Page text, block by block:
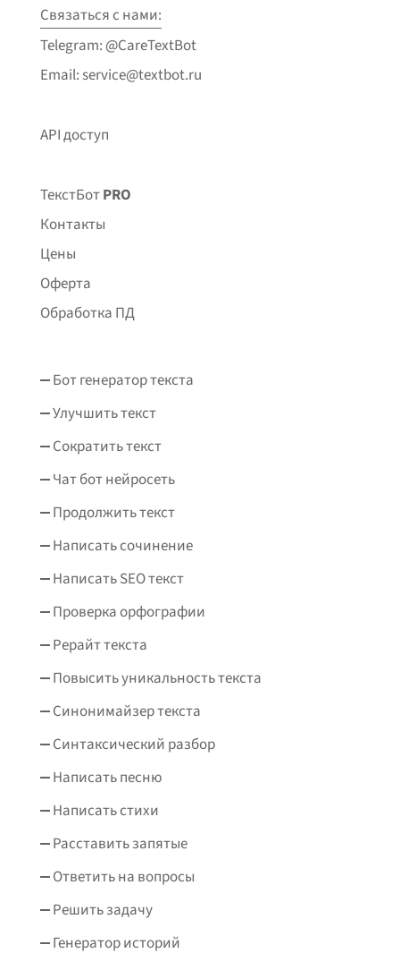
Связаться с нами:
Telegram: @CareTextBot
Email: service@textbot.ru
API доступ
ТекстБотPRO
Контакты
Цены
Оферта
Обработка ПД
Бот генератор текста
Улучшить текст
Сократить текст
Чат бот нейросеть
Продолжить текст
Написать сочинение
Написать SEO текст
Проверка орфографии
Рерайт текста
Повысить уникальность текста
Синонимайзер текста
Синтаксический разбор
Написать песню
Написать стихи
Расставить запятые
Ответить на вопросы
Решить задачу
Генератор историй